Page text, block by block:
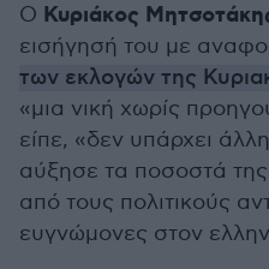
Ο Κυριάκος
εισήγησή του με
των εκλογών της
«μια νική χωρίς
είπε, «δεν υπάρχει
αύξησε τα ποσοστά
από τους πολιτικούς
ευγνώμονες στον